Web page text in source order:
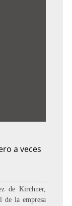
a veces
de Kirchner,
de la empresa